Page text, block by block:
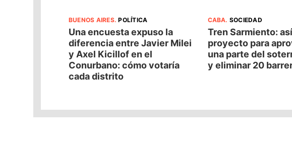
BUENOS AIRES.POLÍTICA
Una encuesta expuso la
diferencia entre Javier Milei
y Axel Kicillof en el
Conurbano: cómo votaría
cada distrito
CABA. SOCIEDAD
Tren Sarmiento:
proyecto para
una parte del
y eliminar 20